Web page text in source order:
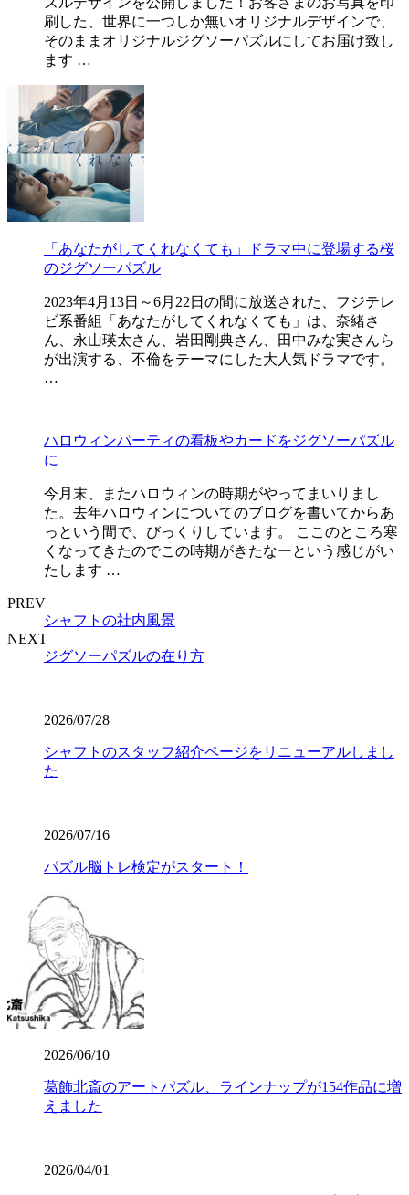
刷した、世界に一つしか無いオリジナルデザインで、
そのままオリジナルジグソーパズルにしてお届け致し
ます …
「あなたがしてくれなくても」ドラマ中に登場する桜
のジグソーパズル
2023年4月13日～6月22日の間に放送された、フジテレ
ビ系番組「あなたがしてくれなくても」は、奈緒さ
ん、永山瑛太さん、岩田剛典さん、田中みな実さんら
が出演する、不倫をテーマにした大人気ドラマです。
…
ハロウィンパーティの看板やカードをジグソーパズル
に
今月末、またハロウィンの時期がやってまいりまし
た。去年ハロウィンについてのブログを書いてからあ
っという間で、びっくりしています。 ここのところ寒
くなってきたのでこの時期がきたなーという感じがい
たします …
PREV
シャフトの社内風景
NEXT
ジグソーパズルの在り方
2026/07/28
シャフトのスタッフ紹介ページをリニューアルしまし
た
2026/07/16
パズル脳トレ検定がスタート！
2026/06/10
葛飾北斎のアートパズル、ラインナップが154作品に増
えました
2026/04/01